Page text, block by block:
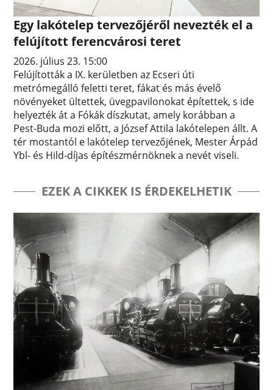
Egy lakótelep tervezőjéről nevezték el a
felújított ferencvárosi teret
2026. július 23. 15:00
Felújították a IX. kerületben az Ecseri úti
metrómegálló feletti teret, fákat és más évelő
növényeket ültettek, üvegpavilonokat építettek, s ide
helyezték át a Fókák díszkutat, amely korábban a
Pest-Buda mozi előtt, a József Attila lakótelepen állt. A
tér mostantól e lakótelep tervezőjének, Mester Árpád
Ybl- és Hild-díjas építészmérnöknek a nevét viseli.
EZEK A CIKKEK IS ÉRDEKELHETIK